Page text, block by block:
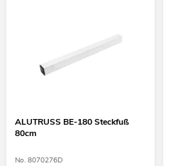
ALUTRUSS BE-180 Steckfuß
80cm
No. 8070276D